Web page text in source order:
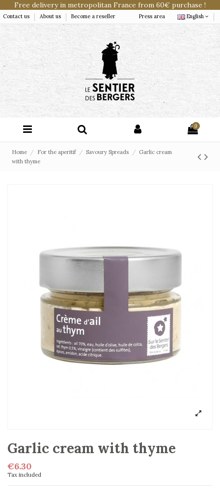
Free delivery in metropolitan France from 60€ purchase !
Contact us About us Become a reseller Press area English
0
Home For the aperitif Savoury Spreads
Garlic cream
with thyme
Garlic cream with thyme
€6.30
Tax included